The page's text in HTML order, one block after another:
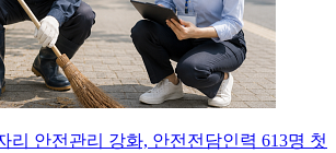
리 안전관리 강화, 안전전담인력 613명 첫